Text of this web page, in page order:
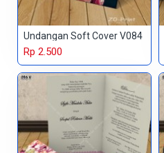
Undangan Soft Cover V084
Rp 2.500